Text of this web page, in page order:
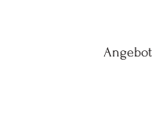
Angebot